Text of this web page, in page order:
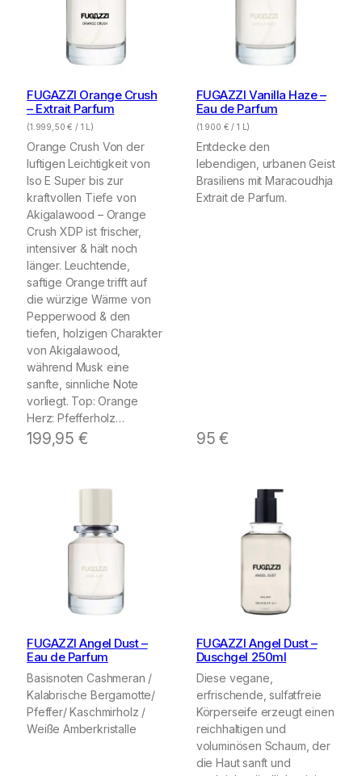
FUGAZZI Orange Crush
– Extrait Parfum
(1.999,50€ / 1 L)
Orange Crush Von der
luftigen Leichtigkeit von
Iso E Super bis zur
kraftvollen Tiefe von
Akigalawood – Orange
Crush XDP ist frischer,
intensiver & hält noch
länger. Leuchtende,
saftige Orange trifft auf
die würzige Wärme von
Pepperwood & den
tiefen, holzigen Charakter
von Akigalawood,
während Musk eine
sanfte, sinnliche Note
vorliegt. Top: Orange
Herz: Pfefferholz…
199,95 €
FUGAZZI Vanilla Haze –
Eau de Parfum
(1.900 € / 1 L)
Entdecke den
lebendigen, urbanen Geist
Brasiliens mit Maracoudhja
Extrait de Parfum.
95€
FUGAZZI Angel Dust –
Eau de Parfum
Basisnoten Cashmeran /
Kalabrische Bergamotte/
Pfeffer/ Kaschmirholz /
Weiße Amberkristalle
FUGAZZI Angel Dust –
Duschgel 250ml
Diese vegane,
erfrischende, sulfatfreie
Körperseife erzeugt einen
reichhaltigen und
voluminösen Schaum, der
die Haut sanft und